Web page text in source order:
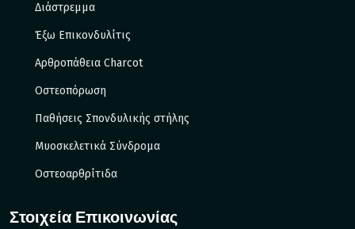
Διάστρεμμα
Έξω Eπικονδυλίτις
Αρθροπάθεια Charcot
Οστεοπόρωση
Παθήσεις Σπονδυλικής στήλης
Μυοσκελετικά Σύνδρομα
Οστεοαρθρίτιδα
Στοιχεία Επικοινωνίας